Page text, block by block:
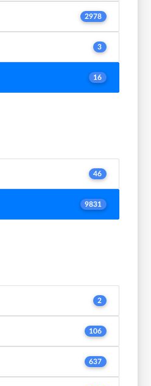
2978
3
16
46
9831
2
106
637